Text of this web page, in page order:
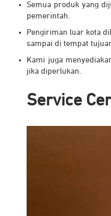
Semua produk yang
pemerintah.
Pengiriman luar kota
sampai di tempat
Kami juga
jika diperlukan.
Service